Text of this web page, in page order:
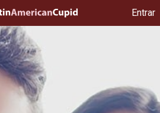
Entrar